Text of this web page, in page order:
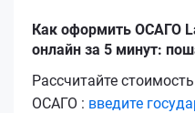
Как оформить ОСАГО
онлайн за 5 минут:
Рассчитайте
ОСАГО : введите